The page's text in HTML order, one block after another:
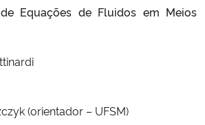
Inovações e Comunicações
Equações de Fluidos em Meios
(orientador – UFSM)